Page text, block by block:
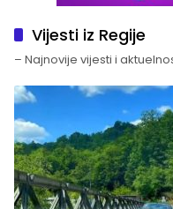
Vijesti iz Regije
– Najnovije vijesti i